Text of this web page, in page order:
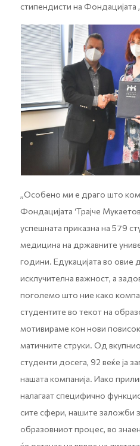
стипендисти на Фондацијата
„Особено ми е драго што
Фондацијата ‘Трајче
успешната приказна на 579
медицина на државните
години. Едукацијата во овие
исклучителна важност, а
поголемо што ние како
студентите во текот на
мотивираме кон нови
матичните струки. Од
студенти досега, 92 веќе ја
нашата компанија. Иако
налагаат специфично
сите сфери, нашите заложби
образовниот процес, во